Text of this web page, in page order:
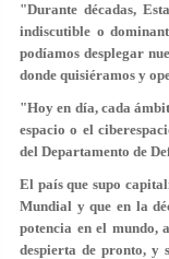
"Durante décadas,
indiscutible o
podíamos desplegar
donde quisiéramos y
"Hoy en día, cada
espacio o el
del Departamento de
El país que supo
Mundial y que en la
potencia en el mundo,
despierta de pronto, y